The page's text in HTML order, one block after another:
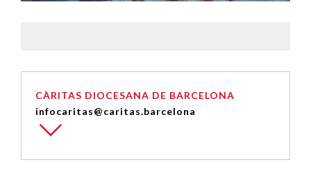
CÀRITAS DIOCESANA DE BARCELONA
infocaritas@caritas.barcelona